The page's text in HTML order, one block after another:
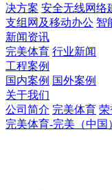
决方案 安全无线网络
支组网及移动办公 智
新闻资讯
完美体育 行业新闻
工程案例
国内案例 国外案例
关于我们
公司简介 完美体育 荣
完美体育-完美（中国